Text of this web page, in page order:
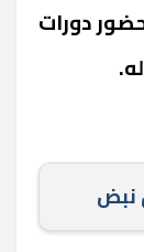
دورات
نبض